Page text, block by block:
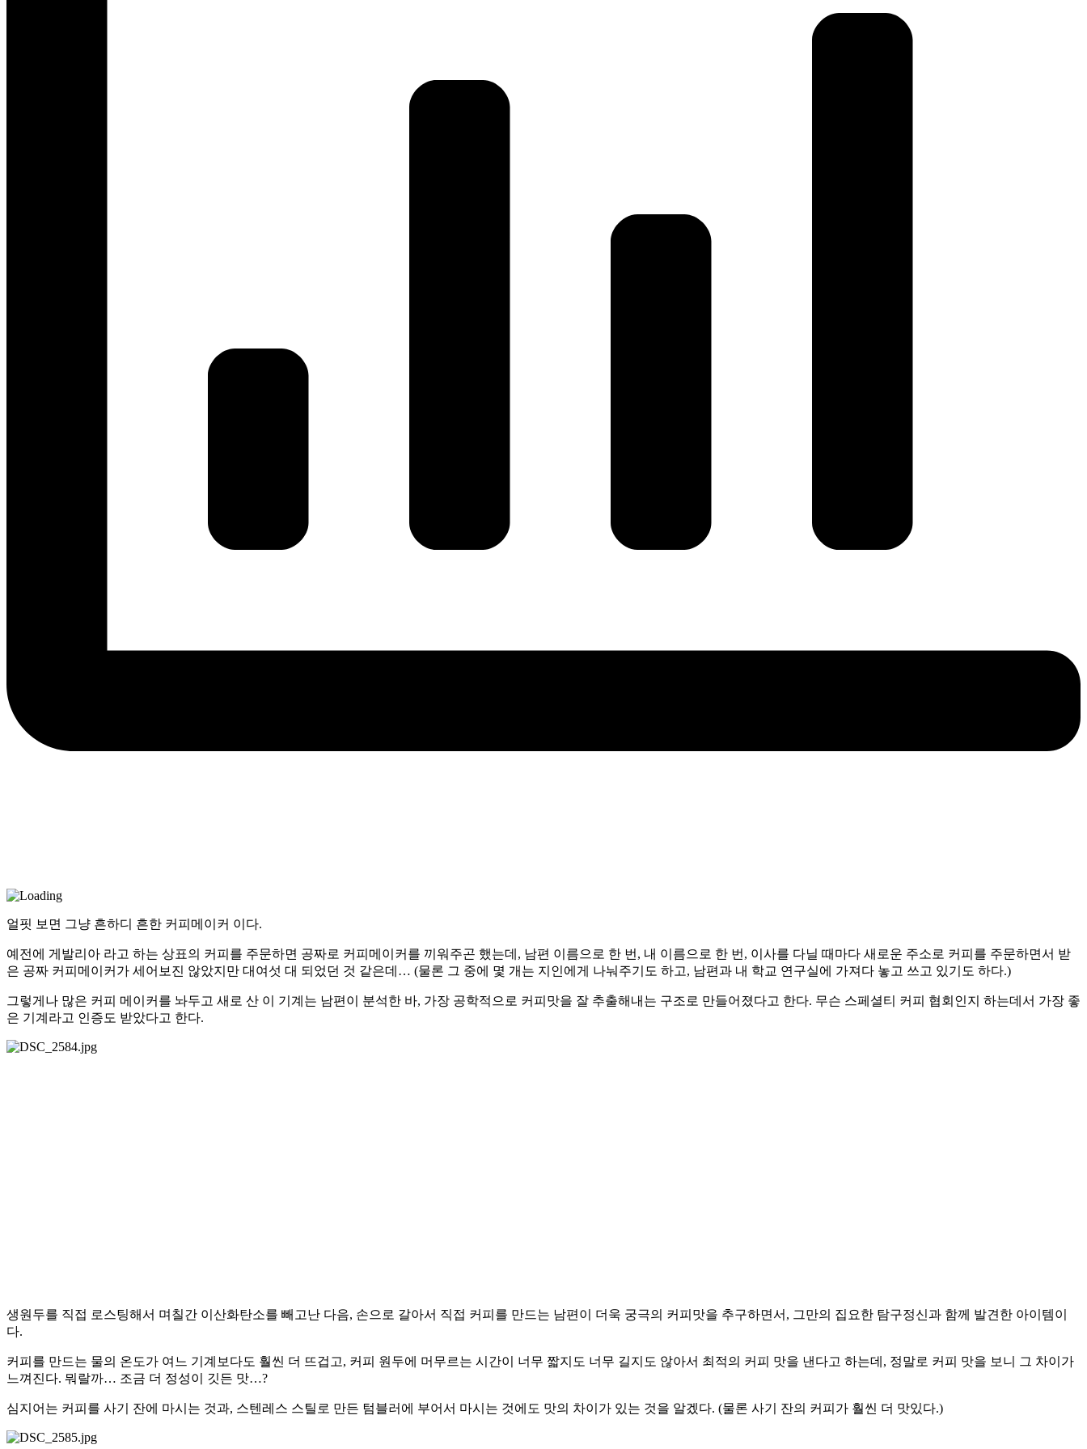
얼핏 보면 그냥 흔하디 흔한 커피메이커 이다.
예전에 게발리아 라고 하는 상표의 커피를 주문하면 공짜로 커피메이커를 끼워주곤 했는데, 남편 이름으로 한 번, 내 이름으로 한 번, 이사를 다닐 때마다 새로운 주소로 커피를 주문하면서 받
은 공짜 커피메이커가 세어보진 않았지만 대여섯 대 되었던 것 같은데… (물론 그 중에 몇 개는 지인에게 나눠주기도 하고, 남편과 내 학교 연구실에 가져다 놓고 쓰고 있기도 하다.)
그렇게나 많은 커피 메이커를 놔두고 새로 산 이 기계는 남편이 분석한 바, 가장 공학적으로 커피맛을 잘 추출해내는 구조로 만들어졌다고 한다. 무슨 스페셜티 커피 협회인지 하는데서 가장 좋
은 기계라고 인증도 받았다고 한다.
생원두를 직접 로스팅해서 며칠간 이산화탄소를 빼고난 다음, 손으로 갈아서 직접 커피를 만드는 남편이 더욱 궁극의 커피맛을 추구하면서, 그만의 집요한 탐구정신과 함께 발견한 아이템이
다.
커피를 만드는 물의 온도가 여느 기계보다도 훨씬 더 뜨겁고, 커피 원두에 머무르는 시간이 너무 짧지도 너무 길지도 않아서 최적의 커피 맛을 낸다고 하는데, 정말로 커피 맛을 보니 그 차이가
느껴진다. 뭐랄까… 조금 더 정성이 깃든 맛…?
심지어는 커피를 사기 잔에 마시는 것과, 스텐레스 스틸로 만든 텀블러에 부어서 마시는 것에도 맛의 차이가 있는 것을 알겠다. (물론 사기 잔의 커피가 훨씬 더 맛있다.)